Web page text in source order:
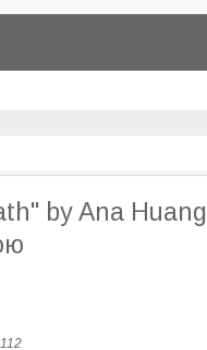
by Ana Huang